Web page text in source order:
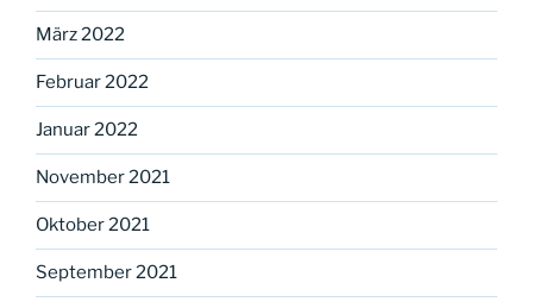
März 2022
Februar 2022
Januar 2022
November 2021
Oktober 2021
September 2021